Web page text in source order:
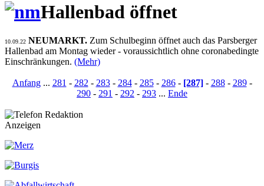
Hallenbad öffnet
10.09.22 NEUMARKT. Zum Schulbeginn öffnet auch das Parsberger
Hallenbad am Montag wieder - voraussichtlich ohne coronabedingte
Einschränkungen. (Mehr)
Anfang... 281 - 282 - 283- 284- 285- 286- [287]- 288- 289-
290 - 291 - 292 - 293 ... Ende
Anzeigen